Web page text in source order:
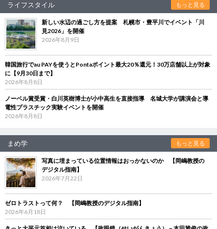
ライフスタイル もっと見る
新しい水辺の過ごし方を提案 札幌市・豊平川でイベント「川
見2026」を開催
2026年8月9日
韓国旅行でau PAYを使うとPontaポイント最大20％還元！30万店舗以上が対象
に【9月30日まで】
2026年8月8日
ノーベル賞受賞・白川英樹博士が小中高生を直接指導 名城大学が講演会と導
電性プラスチック実験イベントを開催
2026年8月8日
まめ学 もっと見る
写真に埋まっている位置情報はおっかないのか 【岡嶋教授の
デジタル指南】
2026年7月22日
ゼロトラストって何？ 【岡嶋教授のデジタル指南】
2026年6月18日